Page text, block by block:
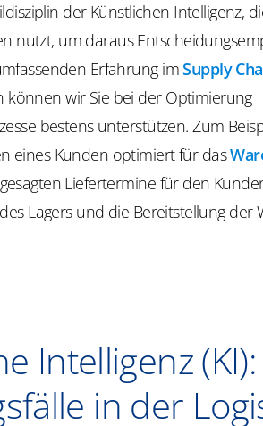
der Künstlichen Intelligenz,
nutzt, um daraus
Erfahrung imSupply
wir Sie bei der Optimierung
bestens unterstützen. Zum
eines Kunden optimiert für das
Liefertermine für den
Lagers und die Bereitstellung der
Intelligenz (KI):
in der